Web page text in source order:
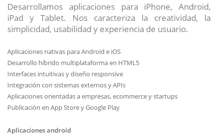
Desarrollamos aplicaciones para iPhone, Android,
iPad y Tablet. Nos caracteriza la creatividad, la
simplicidad, usabilidad y experiencia de usuario.
Aplicaciones nativas para Android e iOS
Desarrollo híbrido multiplataforma en HTML5
Interfaces intuitivas y diseño responsive
Integración con sistemas externos y APIs
Aplicaciones orientadas a empresas, ecommerce y startups
Publicación en App Store y Google Play
Aplicaciones android